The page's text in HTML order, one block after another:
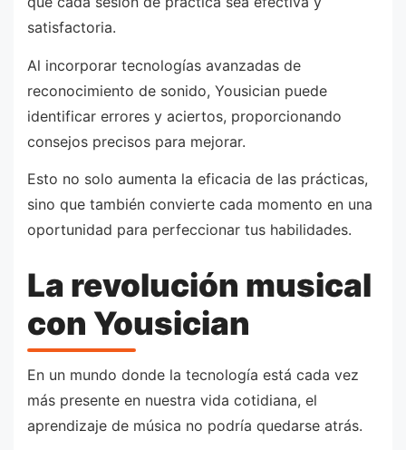
satisfactoria.
Al incorporar tecnologías avanzadas de
reconocimiento de sonido, Yousician puede
identificar errores y aciertos, proporcionando
consejos precisos para mejorar.
Esto no solo aumenta la eficacia de las prácticas,
sino que también convierte cada momento en una
oportunidad para perfeccionar tus habilidades.
La revolución musical
con Yousician
En un mundo donde la tecnología está cada vez
más presente en nuestra vida cotidiana, el
aprendizaje de música no podría quedarse atrás.